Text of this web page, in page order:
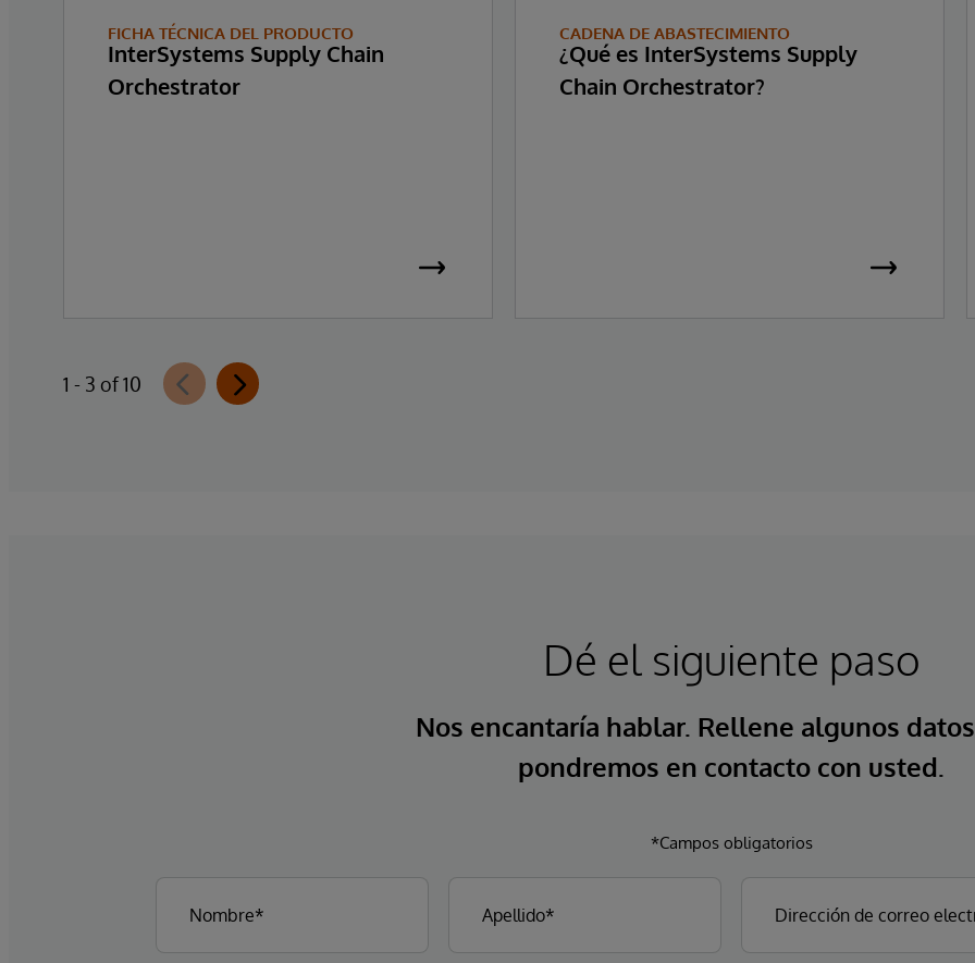
FICHA TÉCNICA DEL PRODUCTO
InterSystems Supply Chain
Orchestrator
CADENA DE ABASTECIMIENTO
¿Qué es InterSystems Supply
Chain Orchestrator?
1 - 3 of 10
Dé el siguiente paso
Nos encantaría hablar. Rellene algunos
pondremos en contacto con usted.
*Campos obligatorios